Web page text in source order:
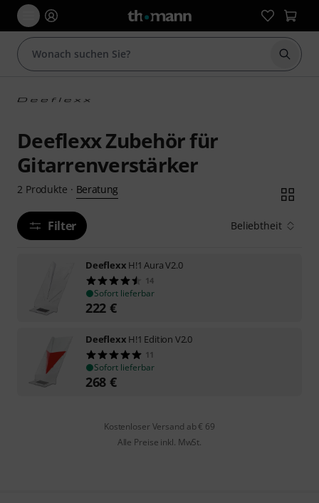
Suche
Deeflexx Zubehör für
Gitarrenverstärker
2 Produkte · Beratung
Filter Beliebtheit
Deeflexx H!1 Aura V2.0
14
Sofort lieferbar
222 €
Deeflexx H!1 Edition V2.0
11
Sofort lieferbar
268 €
Kostenloser Versand ab € 69
Alle Preise inkl. MwSt.